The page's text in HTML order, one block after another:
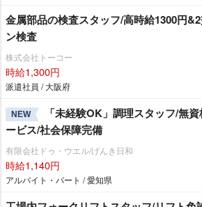
金属部品の検査スタッフ/高時給1300円
ン検査
株式会社トーコー
時給1,300円
派遣社員 / 大阪府
NEW
「未経験OK」調理スタッフ/無
ービス/社会保障完備
有限会社ドゥ・ウエル/げんき日和
時給1,140円
アルバイト・パート / 愛知県